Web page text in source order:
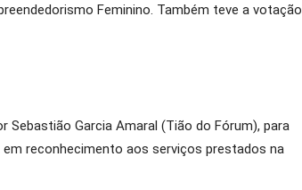
Feminino. Também teve a votação
Sebastião Garcia Amaral (Tião do Fórum), para
reconhecimento aos serviços prestados na